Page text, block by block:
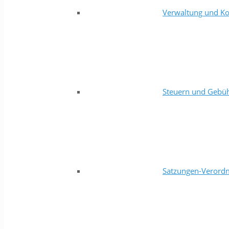
Verwaltung und
Steuern und
Satzungen-